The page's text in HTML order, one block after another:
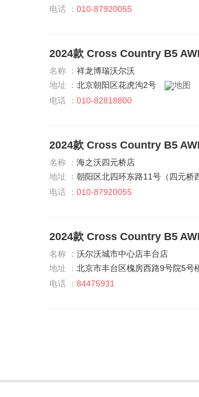
电话 ： 010-87920055
2024款 Cross Country B5
名称 ： 祥龙博瑞沃尔沃
地址 ： 北京朝阳区花虎沟2号
电话 ： 010-82818800
2024款 Cross Country B5
名称 ： 海之沃四元桥店
地址 ： 朝阳区北四环东路11号（四元桥
电话 ： 010-87920055
2024款 Cross Country B5
名称 ： 沃尔沃城市中心店丰台店
地址 ： 北京市丰台区槐房西路9号院5号
电话 ： 84475931